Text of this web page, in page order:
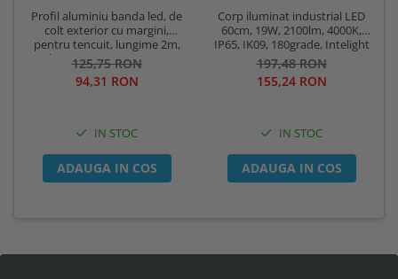
Profil aluminiu banda led, de
colt exterior cu margini,
pentru tencuit, lungime 2m,
culoare gri natur, Optonica
5165
125,75 RON
94,31 RON
IN STOC
ADAUGA IN COS
Corp iluminat industrial LED
60cm, 19W, 2100lm, 4000K,
IP65, IK09, 180grade, Intelight
93101
197,48 RON
155,24 RON
IN STOC
ADAUGA IN COS